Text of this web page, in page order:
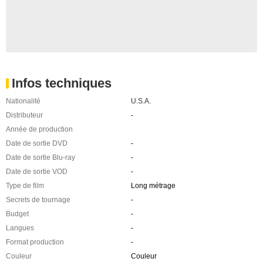
Infos techniques
Nationalité
U.S.A.
Distributeur
-
Année de production
Date de sortie DVD
-
Date de sortie Blu-ray
-
Date de sortie VOD
-
Type de film
Long métrage
Secrets de tournage
-
Budget
-
Langues
-
Format production
-
Couleur
Couleur